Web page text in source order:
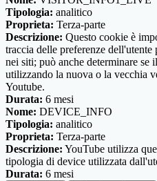
Tipologia: analitico
Proprieta: Terza-parte
Descrizione: Questo cookie è
traccia delle preferenze
nei siti; può anche determinare se
utilizzando la nuova o la vecchia
Youtube.
Durata: 6 mesi
Nome: DEVICE_INFO
Tipologia: analitico
Proprieta: Terza-parte
Descrizione: YouTube utilizza
tipologia di device utilizzata
Durata: 6 mesi